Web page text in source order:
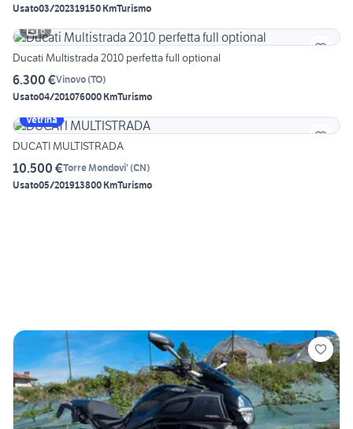
Usato03/202319150 KmTurismo
6
Ducati Multistrada 2010 perfetta full optional
6.300 €Vinovo(TO)
Usato04/201076000 KmTurismo
Vetrina
DUCATI MULTISTRADA
10.500 €Torre Mondovi' (CN)
Usato05/201913800 KmTurismo